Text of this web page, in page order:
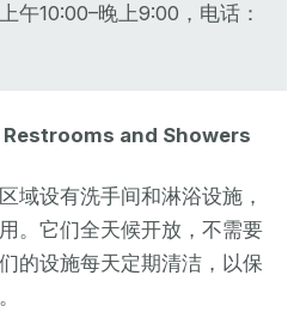
午10:00–晚上9:00，电话：
Restrooms and Showers
域设有洗手间和淋浴设施，
。它们全天候开放，不需要
的设施每天定期清洁，以保